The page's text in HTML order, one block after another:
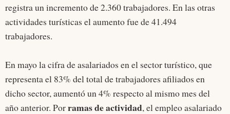
registra un incremento de 2.360 trabajadores. En las otras
actividades turísticas el aumento fue de 41.494
trabajadores.
En mayo la cifra de asalariados en el sector turístico, que
representa el 83% del total de trabajadores afiliados en
dicho sector, aumentó un 4% respecto al mismo mes del
año anterior. Porramas de actividad, el empleo asalariado